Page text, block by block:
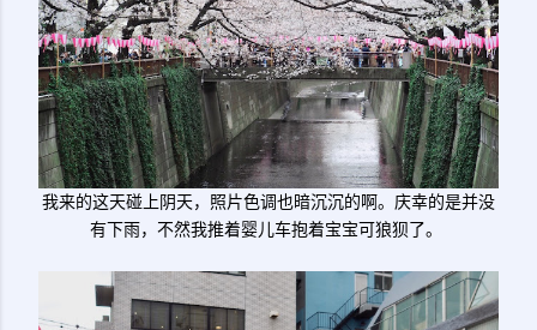
我来的这天碰上阴天，照片色调也暗沉沉的啊。庆幸的是并没
有下雨，不然我推着婴儿车抱着宝宝可狼狈了。